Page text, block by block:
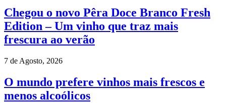
Chegou o novo Pêra Doce Branco Fresh
Edition – Um vinho que traz mais
frescura ao verão
7 de Agosto, 2026
O mundo prefere vinhos mais frescos e
menos alcoólicos